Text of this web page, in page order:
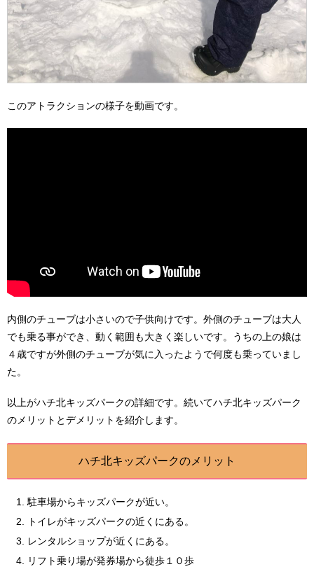
このアトラクションの様子を動画です。
内側のチューブは小さいので子供向けです。外側のチューブは大人
でも乗る事ができ、動く範囲も大きく楽しいです。うちの上の娘は
４歳ですが外側のチューブが気に入ったようで何度も乗っていまし
た。
以上がハチ北キッズパークの詳細です。続いてハチ北キッズパーク
のメリットとデメリットを紹介します。
ハチ北キッズパークのメリット
駐車場からキッズパークが近い。
トイレがキッズパークの近くにある。
レンタルショップが近くにある。
リフト乗り場が発券場から徒歩１０歩